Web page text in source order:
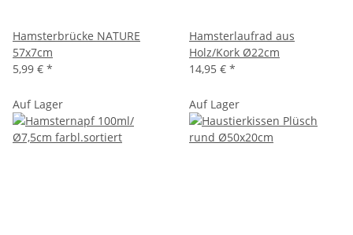
Hamsterbrücke NATURE
57x7cm
5,99 € *
Hamsterlaufrad aus
Holz/Kork Ø22cm
14,95 € *
Auf Lager Auf Lager